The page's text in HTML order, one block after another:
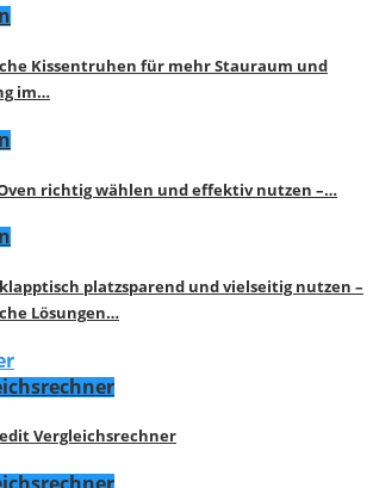
Kissentruhen für mehr Stauraum und
im…
richtig wählen und effektiv nutzen –…
platzsparend und vielseitig nutzen –
Lösungen…
Vergleichsrechner